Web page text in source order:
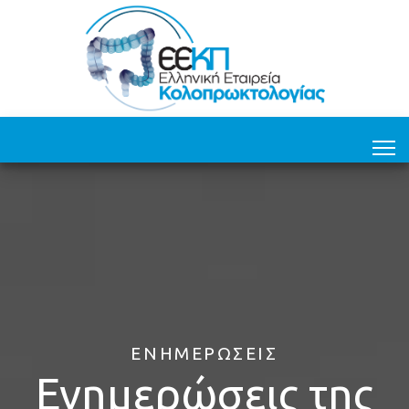
ΕΝΗΜΕΡΏΣΕΙΣ
Ενημερώσεις της